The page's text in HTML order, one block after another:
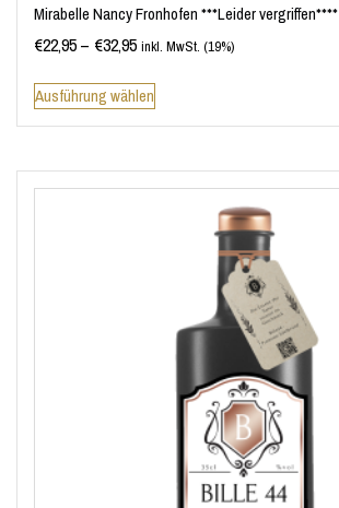
Mirabelle Nancy Fronhofen ***Leider vergriffen****
€22,95– €32,95 inkl. MwSt. (19%)
Ausführung wählen